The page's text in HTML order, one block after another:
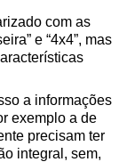
com as
e “4x4”, mas
a informações
exemplo a de
precisam ter
integral, sem,